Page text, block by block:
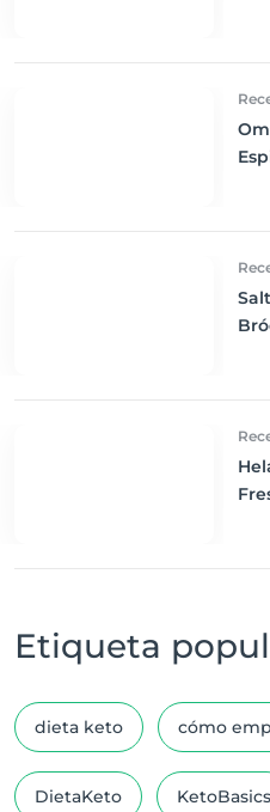
Etiqueta
dieta keto cómo
DietaKeto KetoBasics